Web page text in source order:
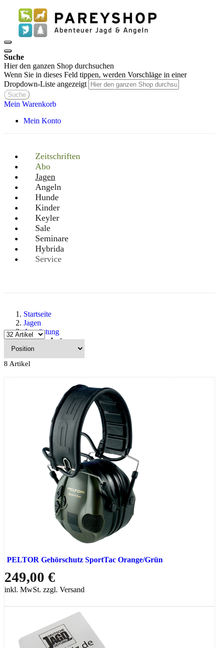
Suche
Hier den ganzen Shop durchsuchen
Wenn Sie in dieses Feld tippen, werden Vorschläge in einer
Dropdown-Liste angezeigt
Suche
Mein Warenkorb
Mein Konto
Zeitschriften
Abo
Jagen
Angeln
Hunde
Kinder
Keyler
Sale
Seminare
Hybrida
Service
Startseite
Jagen
Ausrüstung
Gehörschutz
8 Artikel
PELTOR Gehörschutz SportTac Orange/Grün
249,00 €
inkl. MwSt. zzgl. Versand